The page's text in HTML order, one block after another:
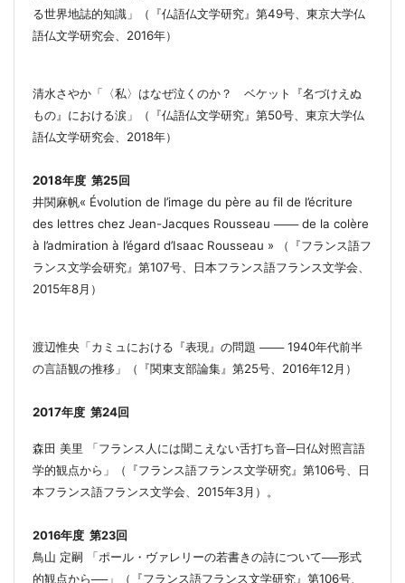
る世界地誌的知識」（『仏語仏文学研究』第49号、東京大学仏
語仏文学研究会、 2016年）
清水さやか「〈私〉はなぜ泣くのか？ ベケット『名づけえぬ
もの』における涙」（『仏語仏文学研究』第50号、東京大学仏
語仏文学研究会、 2018年）
2018年度 第25回
井関麻帆« Évolution de l’image du père au fil de l’écriture
des lettres chez Jean-Jacques Rousseau ───de la colère
à l’admiration à l’égard d’Isaac Rousseau » （『フランス語フ
ランス文学会研究』第107号、日本フランス語フランス文学会、
2015年8月）
渡辺惟央「カミュにおける 『表現 』 の問題 ─── 1940年代前半
の言語観の推移」（『関東支部論集』第25号、2016年12月）
2017年度 第24回
森田 美里 「フランス人には聞こえない舌打ち音─日仏対照言語
学的観点から」（『フランス語フランス文学研究』第106号、日
本フランス語フランス文学会、2015年3月）。
2016年度 第23回
鳥山 定嗣 「ポール・ヴァレリーの若書きの詩について──形式
的観点から──」（『フランス語フランス文学研究』第106号、